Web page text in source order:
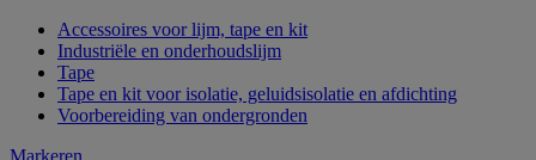
Accessoires voor lijm, tape en kit
Industriële en onderhoudslijm
Tape
Tape en kit voor isolatie, geluidsisolatie en afdichting
Voorbereiding van ondergronden
Markeren